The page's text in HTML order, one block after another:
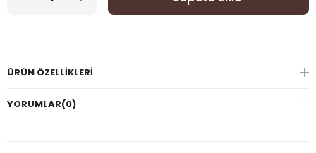
ÜRÜN ÖZELLIKLERI
YORUMLAR(0)